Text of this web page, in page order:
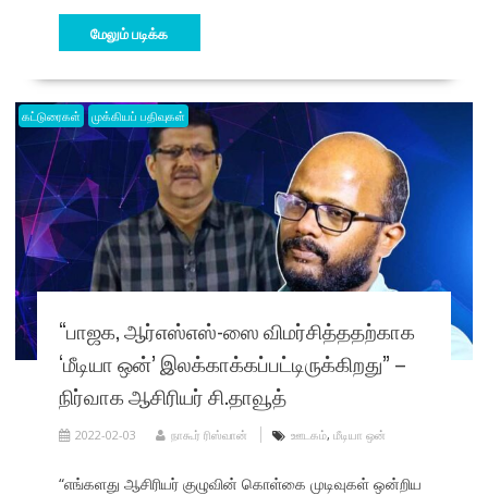
மேலும் படிக்க
கட்டுரைகள் முக்கியப் பதிவுகள்
“பாஜக, ஆர்எஸ்எஸ்-ஸை விமர்சித்ததற்காக
‘மீடியா ஒன்’ இலக்காக்கப்பட்டிருக்கிறது” –
நிர்வாக ஆசிரியர் சி.தாவூத்
2022-02-03 நாகூர் ரிஸ்வான் ஊடகம், மீடியா ஒன்
“எங்களது ஆசிரியர் குழுவின் கொள்கை முடிவுகள் ஒன்றிய